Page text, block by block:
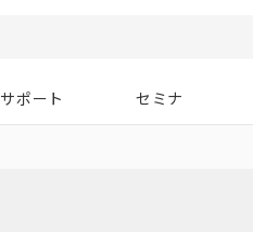
サポート セミナ